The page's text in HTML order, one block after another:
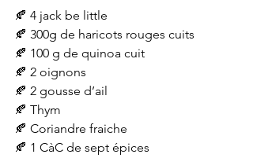
🍂 4 jack be little
🍂 300g de haricots rouges cuits
🍂 100 g de quinoa cuit
🍂 2 oignons
🍂 2 gousse d’ail
🍂 Thym
🍂 Coriandre fraiche
🍂 1 CàC de sept épices